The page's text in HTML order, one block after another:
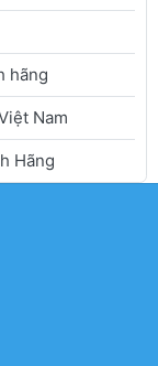
hãng
Nam
Hãng